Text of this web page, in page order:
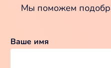
Мы поможем
Ваше имя